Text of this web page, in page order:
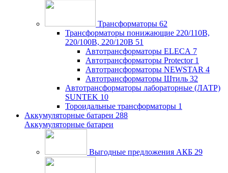
Трансформаторы 62
Трансформаторы понижающие 220/110В,
220/100В, 220/120В 51
Автотрансформаторы ELECA 7
Автотрансформаторы Protector 1
Автотрансформаторы NEWSTAR 4
Автотрансформаторы Штиль 32
Автотрансформаторы лабораторные (ЛАТР)
SUNTEK 10
Тороидальные трансформаторы 1
Аккумуляторные батареи 288
Аккумуляторные батареи
Выгодные предложения АКБ 29